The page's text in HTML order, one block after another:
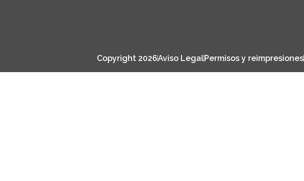
Copyright 2026Aviso LegalPermisos y reimpresiones